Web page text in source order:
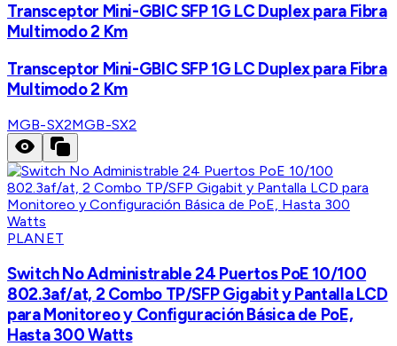
Transceptor Mini-GBIC SFP 1G LC Duplex para Fibra
Multimodo 2 Km
Transceptor Mini-GBIC SFP 1G LC Duplex para Fibra
Multimodo 2 Km
MGB-SX2MGB-SX2
PLANET
Switch No Administrable 24 Puertos PoE 10/100
802.3af/at, 2 Combo TP/SFP Gigabit y Pantalla LCD
para Monitoreo y Configuración Básica de PoE,
Hasta 300 Watts